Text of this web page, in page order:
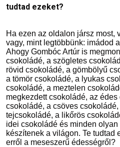
tudtad ezeket?
Ha ezen az oldalon jársz most,
vagy, mint legtöbbünk: imádod
Ahogy Gombóc Artúr is
csokoládé, a szögletes
rövid csokoládé, a gömbölyű
a tömör csokoládé, a lyukas
csokoládé, a meztelen
megkezdett csokoládé, az
csokoládé, a csöves
tejcsokoládé, a likőrös
idei csokoládé és minden
készítenek a világon. Te tudtad
erről a meseszerű édességről?